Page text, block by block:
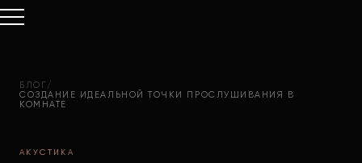
БЛОГ /
СОЗДАНИЕ ИДЕАЛЬНОЙ ТОЧКИ ПРОСЛУШИВАНИЯ В
КОМНАТЕ
АКУСТИКА